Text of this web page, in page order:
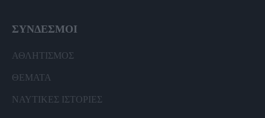
ΣΥΝΔΕΣΜΟΙ
ΑΘΛΗΤΙΣΜΟΣ
ΘΕΜΑΤΑ
ΝΑΥΤΙΚΕΣ ΙΣΤΟΡΙΕΣ